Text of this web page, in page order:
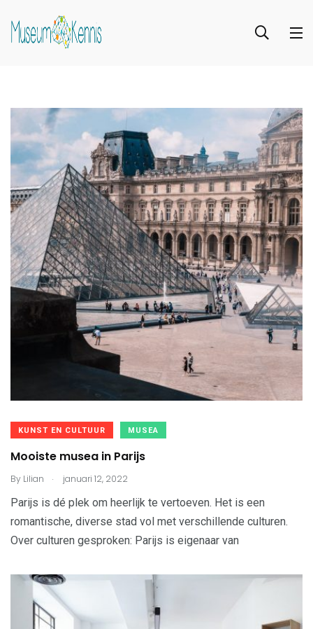
KUNST EN CULTUUR MUSEA
Mooiste musea in Parijs
By Lilian . januari 12, 2022
Parijs is dé plek om heerlijk te vertoeven. Het is een
romantische, diverse stad vol met verschillende culturen.
Over culturen gesproken: Parijs is eigenaar van